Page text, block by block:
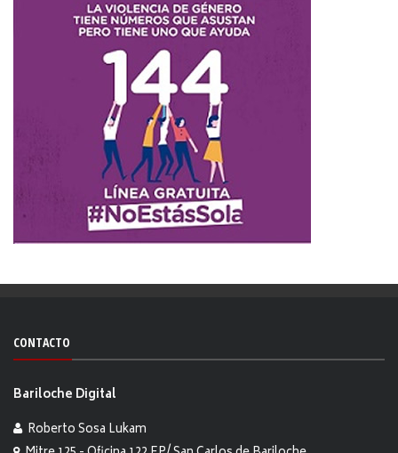
CONTACTO
Bariloche Digital
Roberto Sosa Lukam